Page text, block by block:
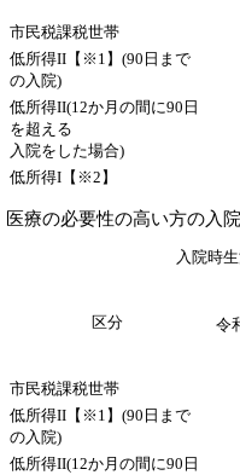
市民税課税世帯
低所得II【※1】(90日まで
の入院)
低所得II(12か月の間に90日
を超える
入院をした場合)
低所得I【※2】
医療の必要性の高い方の入
入院時
区分
令
市民税課税世帯
低所得II【※1】(90日まで
の入院)
低所得II(12か月の間に90日